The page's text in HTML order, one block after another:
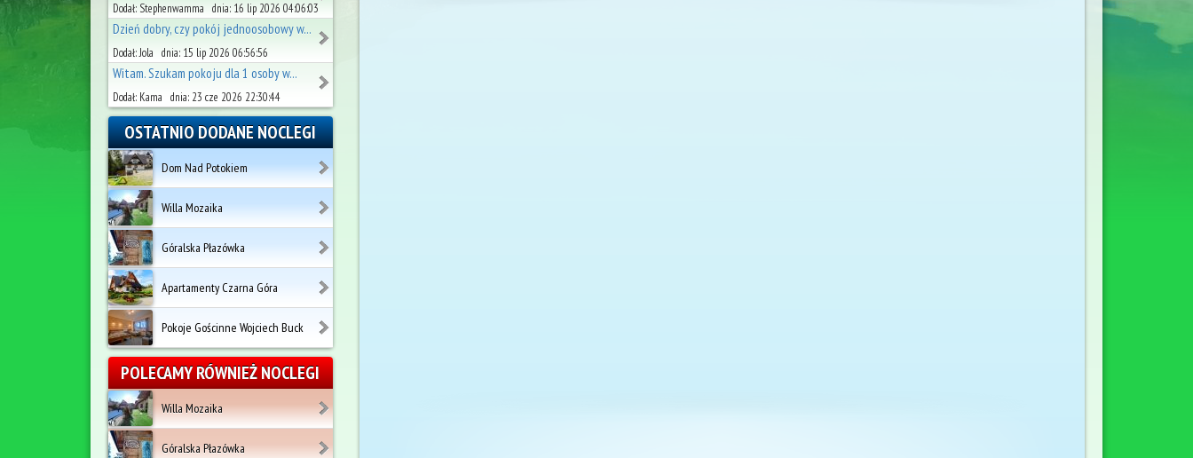
Dodał: Stephenwamma dnia: 16 lip 2026 04:06:03
Dzień dobry, czy pokój jednoosobowy w...
Dodał: Jola dnia: 15 lip 2026 06:56:56
Witam. Szukam pokoju dla 1 osoby w...
Dodał: Kama dnia: 23 cze 2026 22:30:44
OSTATNIO DODANE NOCLEGI
Dom Nad Potokiem
Willa Mozaika
Góralska Płazówka
Apartamenty Czarna Góra
Pokoje Gościnne Wojciech Buck
POLECAMY RÓWNIEŻ NOCLEGI
Willa Mozaika
Góralska Płazówka